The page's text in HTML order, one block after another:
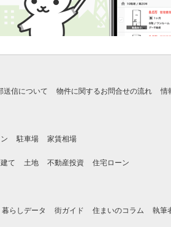
送信について 物件に関するお問合せの流れ 情
駐車場 家賃相場
て 土地 不動産投資 住宅ローン
暮らしデータ 街ガイド 住まいのコラム 執筆